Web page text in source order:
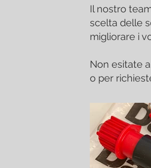
Il nostro
scelta delle
migliorare i
Non esitate
o per